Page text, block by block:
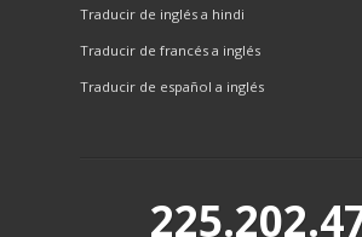
Traducir de inglés a hindi
Traducir de francés a inglés
Traducir de español a inglés